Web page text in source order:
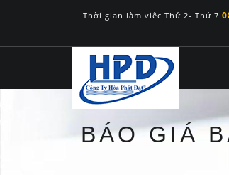
Thời gian làm viêc Thứ 2- Thứ 7
BÁO GIÁ